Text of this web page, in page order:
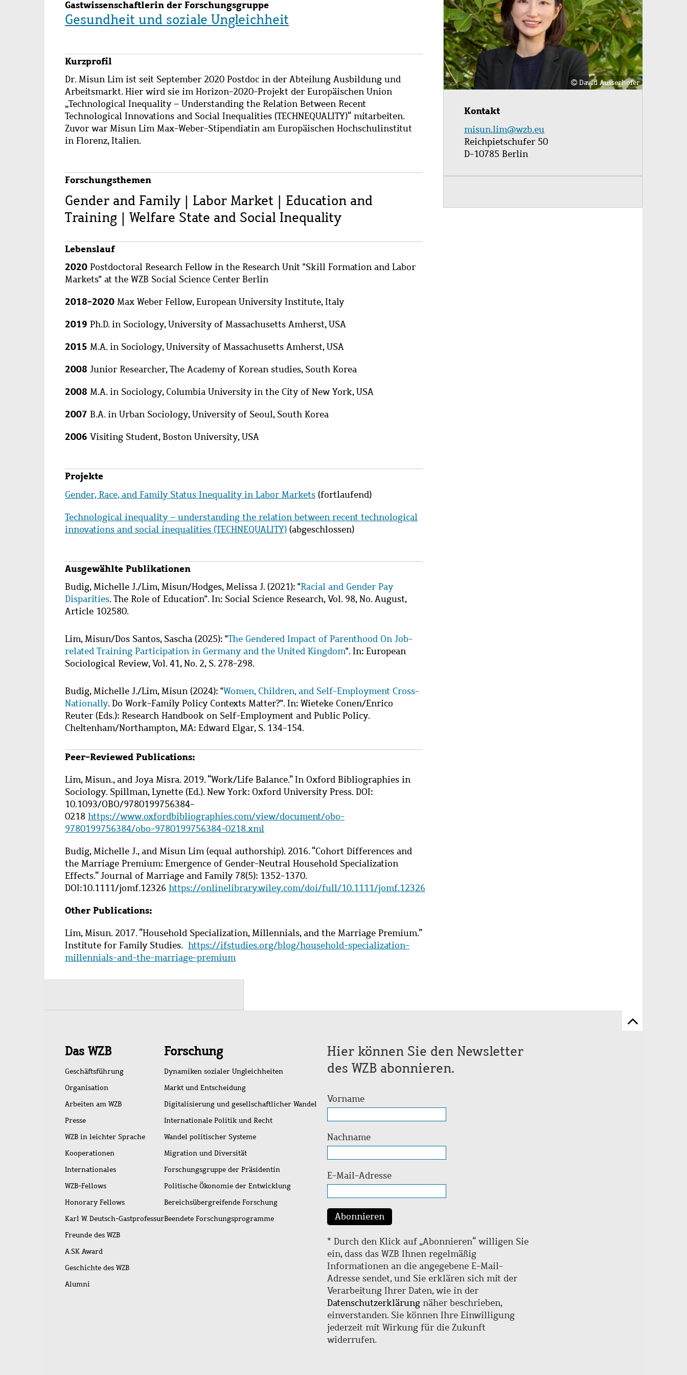
Gastwissenschaftlerin der Forschungsgruppe
Gesundheit und soziale Ungleichheit
Kurzprofil
Dr.Misun Lim ist seit September 2020 Postdoc in der Abteilung Ausbildung und
Arbeitsmarkt. Hier wird sie im Horizon-2020-Projekt der Europäischen Union
„Technological Inequality – Understanding the Relation Between Recent
Technological Innovations and Social Inequalities (TECHNEQUALITY)“ mitarbeiten.
Zuvor war Misun Lim Max-Weber-Stipendiatin am Europäischen Hochschulinstitut
in Florenz, Italien.
Forschungsthemen
Gender and Family | Labor Market | Education and
Training | Welfare State and Social Inequality
Lebenslauf
2020 Postdoctoral Research Fellow in the Research Unit "Skill Formation and Labor
Markets" at the WZB Social Science Center Berlin
2018-2020 Max Weber Fellow, European University Institute, Italy
2019 Ph.D. in Sociology, University of Massachusetts Amherst, USA
2015 M.A. in Sociology, University of Massachusetts Amherst, USA
2008 Junior Researcher, The Academy of Korean studies, South Korea
2008 M.A. in Sociology, Columbia University in the City of New York, USA
2007 B.A. in Urban Sociology, University of Seoul, South Korea
2006 Visiting Student, Boston University, USA
Projekte
Gender, Race, and Family Status Inequality in Labor Markets (fortlaufend)
Technological inequality – understanding the relation between recent technological
innovations and social inequalities (TECHNEQUALITY) (abgeschlossen)
Ausgewählte Publikationen
Wzbaktiv
Budig, Michelle J./Lim, Misun/Hodges, Melissa J.(2021): "Racial and Gender Pay
Disparities. The Role of Education". In: Social Science Research, Vol. 98, No. August,
Article 102580.
Lim, Misun/Dos Santos, Sascha (2025): "The Gendered Impact of Parenthood On Job-
related Training Participation in Germany and the United Kingdom". In: European
Sociological Review, Vol. 41, No. 2, S. 278-298.
Budig, Michelle J./Lim, Misun (2024): "Women, Children, and Self-Employment Cross-
Nationally. Do Work-Family Policy Contexts Matter?". In: Wieteke Conen/Enrico
Reuter (Eds.): Research Handbook on Self-Employment and Public Policy.
Cheltenham/Northampton, MA: Edward Elgar, S. 134-154.
Peer-Reviewed Publications:
Lim, Misun., and Joya Misra. 2019. “Work/Life Balance.” In Oxford Bibliographies in
Sociology. Spillman, Lynette (Ed.). New York: Oxford University Press. DOI:
10.1093/OBO/9780199756384-
0218 https://www.oxfordbibliographies.com/view/document/obo-
9780199756384/obo-9780199756384-0218.xml
Budig, Michelle J., and Misun Lim (equal authorship). 2016. “Cohort Differences and
the Marriage Premium: Emergence of Gender-Neutral Household Specialization
Effects.” Journal of Marriage and Family 78(5): 1352-1370.
DOI:10.1111/jomf.12326 https://onlinelibrary.wiley.com/doi/full/10.1111/jomf.12326
Other Publications:
Lim, Misun. 2017. “Household Specialization, Millennials, and the Marriage Premium.”
Institute for Family Studies. https://ifstudies.org/blog/household-specialization-
millennials-and-the-marriage-premium
David Ausserhofer
Kontakt
misun.lim@wzb.eu
Reichpietschufer 50
D-10785 Berlin
Zum
Schnellzugriff
Das WZB
Geschäftsführung
Organisation
Arbeiten am WZB
Presse
WZB in leichter Sprache
Kooperationen
Internationales
WZB-Fellows
Honorary Fellows
Karl W. Deutsch-Gastprofessur
Freunde des WZB
A.SK Award
Geschichte des WZB
Alumni
Forschung
Dynamiken sozialer Ungleichheiten
Markt und Entscheidung
Digitalisierung und gesellschaftlicher Wandel
Internationale Politik und Recht
Wandel politischer Systeme
Migration und Diversität
Forschungsgruppe der Präsidentin
Politische Ökonomie der Entwicklung
Bereichsübergreifende Forschung
Beendete Forschungsprogramme
Hier können Sie den Newsletter
des WZB abonnieren.
Vorname
Nachname
E-Mail-Adresse
Abonnieren
* Durch den Klick auf „Abonnieren“ willigen Sie
ein, dass das WZB Ihnen regelmäßig
Informationen an die angegebene E-Mail-
Adresse sendet, und Sie erklären sich mit der
Verarbeitung Ihrer Daten, wie in der
Datenschutzerklärung näher beschrieben,
einverstanden. Sie können Ihre Einwilligung
jederzeit mit Wirkung für die Zukunft
widerrufen.